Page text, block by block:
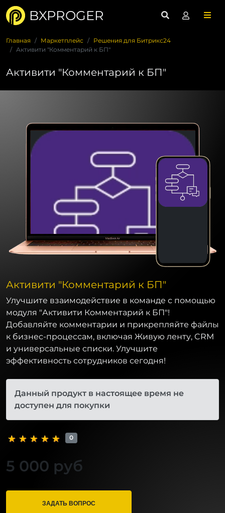
BXPROGER
Главная Маркетплейс
Решения для Битрикс24
Активити "Комментарий к БП"
Активити "Комментарий к БП"
Активити "Комментарий к БП"
Улучшите взаимодействие в команде с помощью
модуля "Активити Комментарий к БП"!
Добавляйте комментарии и прикрепляйте файлы
к бизнес-процессам, включая Живую ленту, CRM
и универсальные списки. Улучшите
эффективность сотрудников сегодня!
Данный продукт в настоящее время не
доступен для покупки
0
5 000 руб
ЗАДАТЬ ВОПРОС